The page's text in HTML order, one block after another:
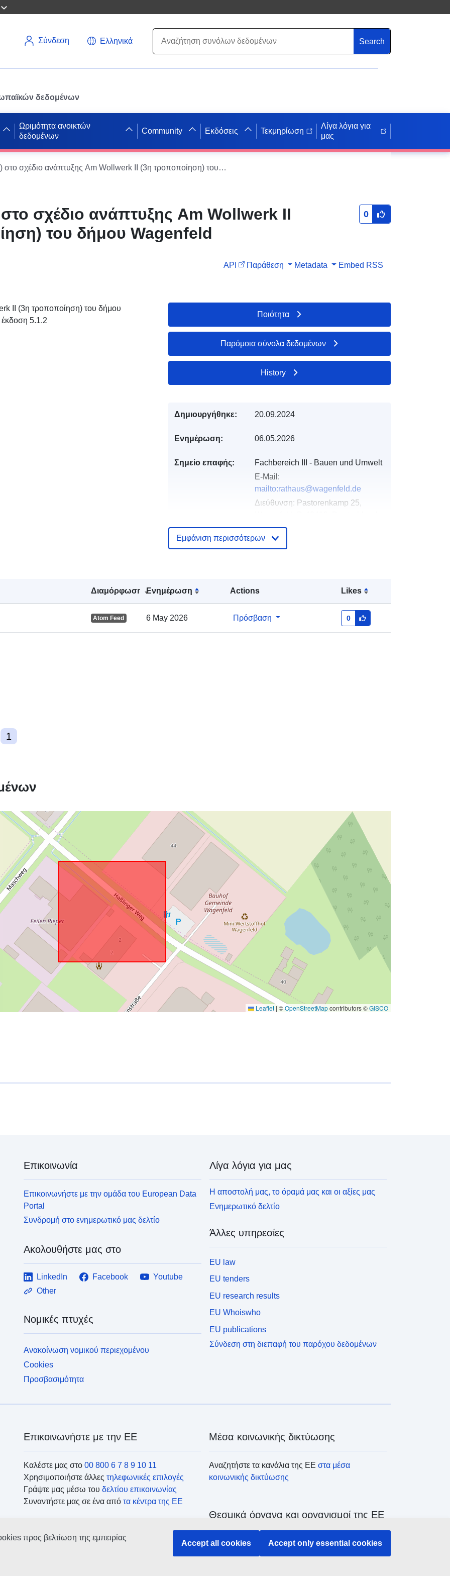
Σύνδεση Ελληνικά Search
δεδομένων
Ωριμότητα ανοικτών
δεδομένων
Community Εκδόσεις Τεκμηρίωση
Λίγα λόγια για
μας
ATOM-Feed) στο σχέδιο ανάπτυξης Am Wollwerk II (3η τροποποίηση) του δήμου Wagenfeld
σχέδιο ανάπτυξης Am Wollwerk II
του δήμου Wagenfeld
0
API Παράθεση Metadata Embed RSS
II (3η τροποποίηση) του δήμου
5.1.2
Διαμόρφωση Ενημέρωση Actions Likes
Atom Feed 6 May 2026 Πρόσβαση 0
1
Leaflet | ©OpenStreetMapcontributors ©GISCO
Ποιότητα
Παρόμοια σύνολα δεδομένων
History
Δημιουργήθηκε: 20.09.2024
Ενημέρωση: 06.05.2026
Σημείο επαφής:
Fachbereich III - Bauen und Umwelt
E-Mail:
mailto:rathaus@wagenfeld.de
Διεύθυνση: Pastorenkamp 25,
Διεύθυνση URL:
https://www.wagenfeld.de/portal/start
καταλόγου:
February 2026
Επικαιροποιήθηκε στα data.europa.eu:
03 August 2026
Εμφάνιση περισσότερων
Επικοινωνία
Επικοινωνήστε με την ομάδα του European Data
Portal
Συνδρομή στο ενημερωτικό μας δελτίο
Ακολουθήστε μας στο
LinkedIn Facebook
Youtube
Other
Νομικές πτυχές
Ανακοίνωση νομικού περιεχομένου
Cookies
Προσβασιμότητα
Λίγα λόγια για μας
Η αποστολή μας, το όραμά μας και οι αξίες μας
Ενημερωτικό δελτίο
Άλλες υπηρεσίες
EU law
EU tenders
EU research results
EU Whoiswho
EU publications
Σύνδεση στη διεπαφή του παρόχου δεδομένων
Επικοινωνήστε με την ΕΕ
Καλέστε μας στο 00 800 6 7 8 9 10 11
Χρησιμοποιήστε άλλες τηλεφωνικές επιλογές
Γράψτε μας μέσω του δελτίου επικοινωνίας
Συναντήστε μας σε ένα από τα κέντρα της ΕΕ
Μέσα κοινωνικής δικτύωσης
Αναζητήστε τα κανάλια της ΕΕστα μέσα
κοινωνικής δικτύωσης
Θεσμικά όργανα και οργανισμοί της ΕΕ
Αναζήτηση όλων των θεσμικών και λοιπών
οργάνων και οργανισμών της ΕΕ
προς βελτίωση της εμπειρίας
Accept all cookies Accept only essential cookies